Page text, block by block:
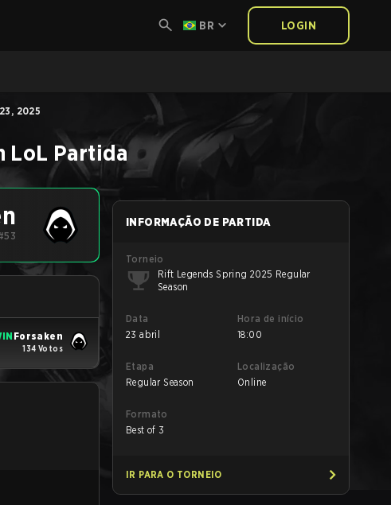
BR LOGIN
2025
LoL Partida
Forsaken
134 Votos
INFORMAÇÃO DE PARTIDA
Torneio
Rift Legends Spring 2025 Regular
Season
Data
23 abril
Hora de início
18:00
Etapa
Regular Season
Localização
Online
Formato
Best of 3
IR PARA O TORNEIO